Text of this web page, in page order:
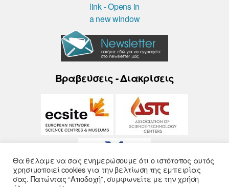
Βραβεύσεις - Διακρίσεις
Θα θέλαμε να σας ενημερώσουμε ότι ο ιστότοπος αυτός
χρησιμοποιεί cookies για την βελτίωση της εμπειρίας
σας. Πατώντας “Αποδοχή”, συμφωνείτε με την χρήση